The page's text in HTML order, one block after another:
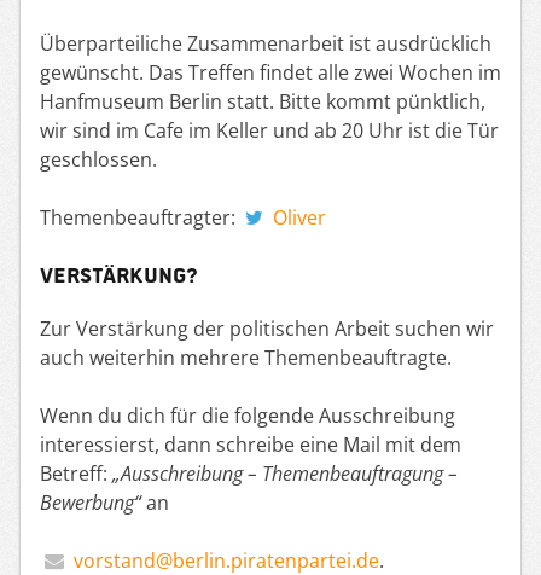
Überparteiliche Zusammenarbeit ist ausdrücklich
gewünscht. Das Treffen findet alle zwei Wochen im
Hanfmuseum Berlin statt. Bitte kommt pünktlich,
wir sind im Cafe im Keller und ab 20 Uhr ist die Tür
geschlossen.
Themenbeauftragter: Oliver
Verstärkung?
Zur Verstärkung der politischen Arbeit suchen wir
auch weiterhin mehrere Themenbeauftragte.
Wenn du dich für die folgende Ausschreibung
interessierst, dann schreibe eine Mail mit dem
Betreff: „Ausschreibung – Themenbeauftragung –
Bewerbung“an
vorstand@berlin.piratenpartei.de.